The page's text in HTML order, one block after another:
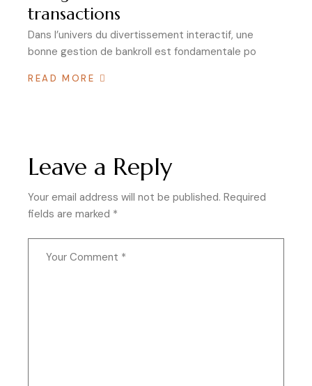
transactions
Dans l’univers du divertissement interactif, une
bonne gestion de bankroll est fondamentale po
READ MORE
Leave a Reply
Your email address will not be published. Required
fields are marked *